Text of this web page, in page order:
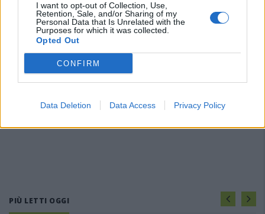
I want to opt-out of Collection, Use,
Retention, Sale, and/or Sharing of my
Personal Data that Is Unrelated with the
Purposes for which it was collected.
Opted Out
CONFIRM
Data Deletion Data Access Privacy Policy
PIÙ LETTI OGGI